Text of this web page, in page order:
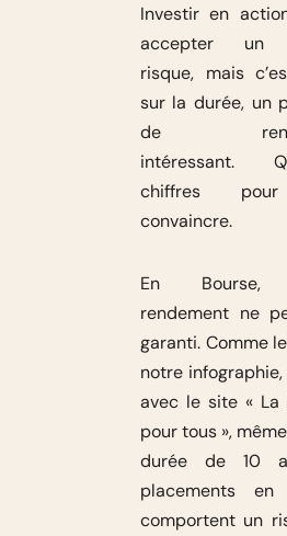
Investir en
accepter un
risque, mais
sur la durée, un
de
intéressant.
chiffres
convaincre.
En Bourse,
rendement ne
garanti. Comme
notre
avec le site « La
pour tous »,
durée de 10
placements en
comportent un